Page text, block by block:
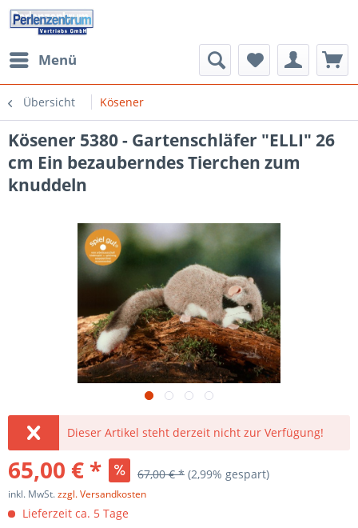
Menü
Übersicht Kösener
Kösener 5380 - Gartenschläfer "ELLI" 26
cm Ein bezauberndes Tierchen zum
knuddeln
Dieser Artikel steht derzeit nicht zur Verfügung!
65,00 € * 67,00 € * (2,99% gespart)
inkl. MwSt.zzgl. Versandkosten
Lieferzeit ca. 5 Tage